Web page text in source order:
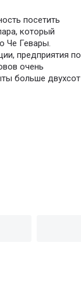
посетить
который
Че Гевары.
предприятия по
очень
больше двухсот